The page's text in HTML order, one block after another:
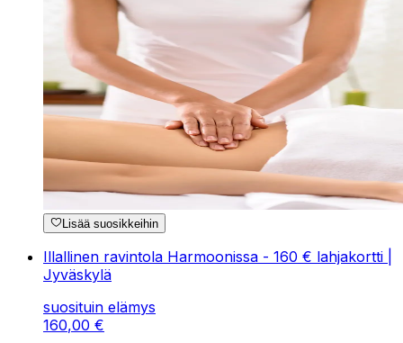
Lisää suosikkeihin
Illallinen ravintola Harmoonissa - 160 € lahjakortti |
Jyväskylä
suosituin elämys
160,00 €